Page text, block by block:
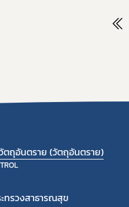
ตถุอันตราย (วัตถุอันตราย)
ทรวงสาธารณสุข